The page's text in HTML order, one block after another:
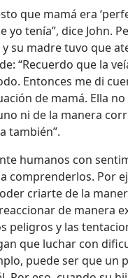
que mamá era
tenía”, dice John.
su madre tuvo que
“Recuerdo que la
Entonces me di
de mamá. Ella
ni de la manera
también”.
humanos con
comprenderlos. Por
criarte de la
de manera
peligros y las
que luchar con
puede ser que un